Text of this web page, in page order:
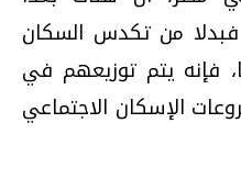
فبدلا من تكدس السكان
فإنه يتم توزيعهم في
الإسكان الاجتماعي